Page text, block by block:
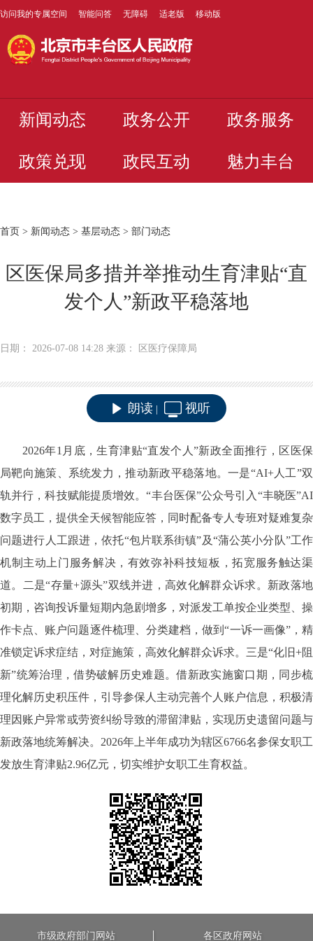
访问我的专属空间 智能问答 无障碍 适老版 移动版
新闻动态 政务公开 政务服务
政策兑现 政民互动 魅力丰台
首页 > 新闻动态 > 基层动态 > 部门动态
区医保局多措并举推动生育津贴“直
发个人”新政平稳落地
日期： 2026-07-08 14:28 来源： 区医疗保障局
朗读 视听
2026年1月底，生育津贴“直发个人”新政全面推行，区医保
局靶向施策、系统发力，推动新政平稳落地。一是“AI+人工”双
轨并行，科技赋能提质增效。“丰台医保”公众号引入“丰晓医”AI
数字员工，提供全天候智能应答，同时配备专人专班对疑难复杂
问题进行人工跟进，依托“包片联系街镇”及“蒲公英小分队”工作
机制主动上门服务解决，有效弥补科技短板，拓宽服务触达渠
道。二是“存量+源头”双线并进，高效化解群众诉求。新政落地
初期，咨询投诉量短期内急剧增多，对派发工单按企业类型、操
作卡点、账户问题逐件梳理、分类建档，做到“一诉一画像”，精
准锁定诉求症结，对症施策，高效化解群众诉求。三是“化旧+阻
新”统筹治理，借势破解历史难题。借新政实施窗口期，同步梳
理化解历史积压件，引导参保人主动完善个人账户信息，积极清
理因账户异常或劳资纠纷导致的滞留津贴，实现历史遗留问题与
新政落地统筹解决。2026年上半年成功为辖区6766名参保女职工
发放生育津贴2.96亿元，切实维护女职工生育权益。
市级政府部门网站 各区政府网站